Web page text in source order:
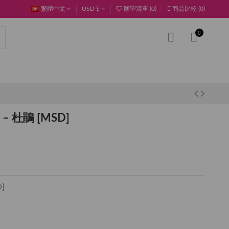
繁體中文 USD $ 願望清單 (0) 商品比較 (0)
0
杜鵑 [MSD]